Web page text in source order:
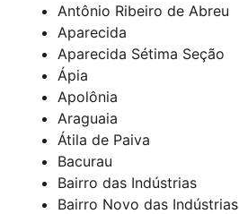
Antônio Ribeiro de Abreu
Aparecida
Aparecida Sétima Seção
Ápia
Apolônia
Araguaia
Átila de Paiva
Bacurau
Bairro das Indústrias
Bairro Novo das Indústrias